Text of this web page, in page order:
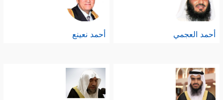
أحمد العجمي أحمد نعينع